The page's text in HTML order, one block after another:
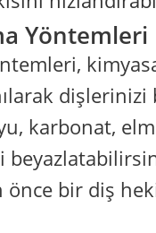
Yöntemleri
dişlerinizi
karbonat,
bir diş